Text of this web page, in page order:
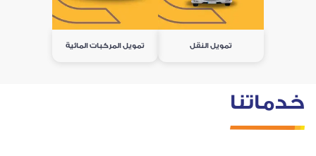
تمويل النقل تمويل المركبات المائية
خدماتنا